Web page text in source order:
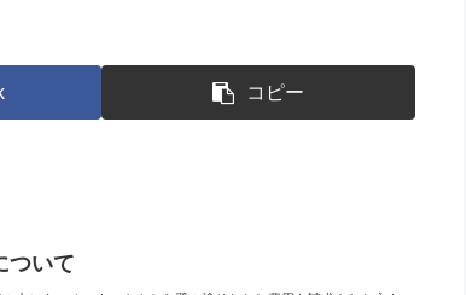
コピー
ついて